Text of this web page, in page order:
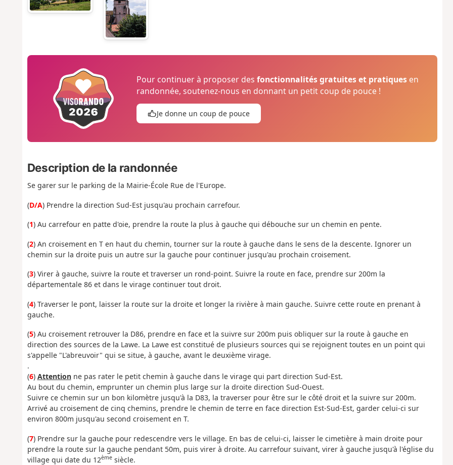
Pour continuer à proposer desfonctionnalités gratuites et pratiques en
randonnée, soutenez-nous en donnant un petit coup de pouce !
Je donne un coup de pouce
Description de la randonnée
Se garer sur le parking de la Mairie-École Rue de l'Europe.
(D/A) Prendre la direction Sud-Est jusqu'au prochain carrefour.
(1) Au carrefour en patte d'oie, prendre la route la plus à gauche qui débouche sur un chemin en pente.
(2) An croisement en T en haut du chemin, tourner sur la route à gauche dans le sens de la descente. Ignorer un
chemin sur la droite puis un autre sur la gauche pour continuer jusqu'au prochain croisement.
(3) Virer à gauche, suivre la route et traverser un rond-point. Suivre la route en face, prendre sur 200m la
départementale 86 et dans le virage continuer tout droit.
(4) Traverser le pont, laisser la route sur la droite et longer la rivière à main gauche. Suivre cette route en prenant à
gauche.
(5) Au croisement retrouver la D86, prendre en face et la suivre sur 200m puis obliquer sur la route à gauche en
direction des sources de la Lawe. La Lawe est constitué de plusieurs sources qui se rejoignent toutes en un point qui
s'appelle "L'abreuvoir" qui se situe, à gauche, avant le deuxième virage.
.
(6) Attentionne pas rater le petit chemin à gauche dans le virage qui part direction Sud-Est.
Au bout du chemin, emprunter un chemin plus large sur la droite direction Sud-Ouest.
Suivre ce chemin sur un bon kilomètre jusqu'à la D83, la traverser pour être sur le côté droit et la suivre sur 200m.
Arrivé au croisement de cinq chemins, prendre le chemin de terre en face direction Est-Sud-Est, garder celui-ci sur
environ 800m jusqu'au second croisement en T.
(7) Prendre sur la gauche pour redescendre vers le village. En bas de celui-ci, laisser le cimetière à main droite pour
prendre la route sur la gauche pendant 50m, puis virer à droite. Au carrefour suivant, virer à gauche jusqu'à l'église du
village qui date du 12èmesiècle.